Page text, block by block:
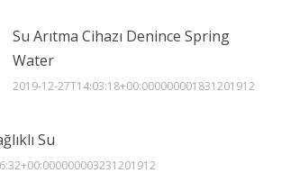
Su Arıtma Cihazı Denince Spring
Water
2019-12-27T14:03:18+00:000000001831201912
Su